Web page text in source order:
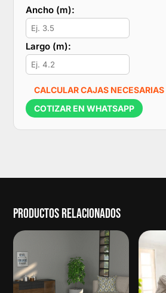
Ancho (m):
Largo (m):
CALCULAR CAJAS NECESARIAS
COTIZAR EN WHATSAPP
PRODUCTOS RELACIONADOS